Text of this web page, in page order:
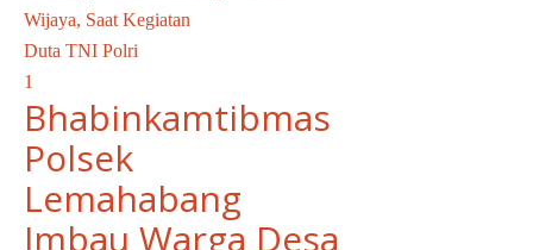
Wijaya, Saat Kegiatan
Duta TNI Polri
1
Bhabinkamtibmas
Polsek
Lemahabang
Imbau Warga Desa